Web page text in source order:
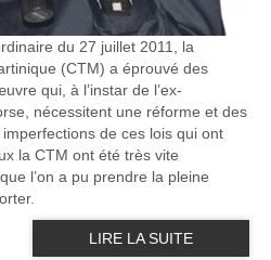
du 27 juillet 2011, la
(CTM) a éprouvé des
qui, à l’instar de l’ex-
nécessitent une réforme et des
de ces lois qui ont
la CTM ont été très vite
l’on a pu prendre la pleine
LIRE LA SUITE